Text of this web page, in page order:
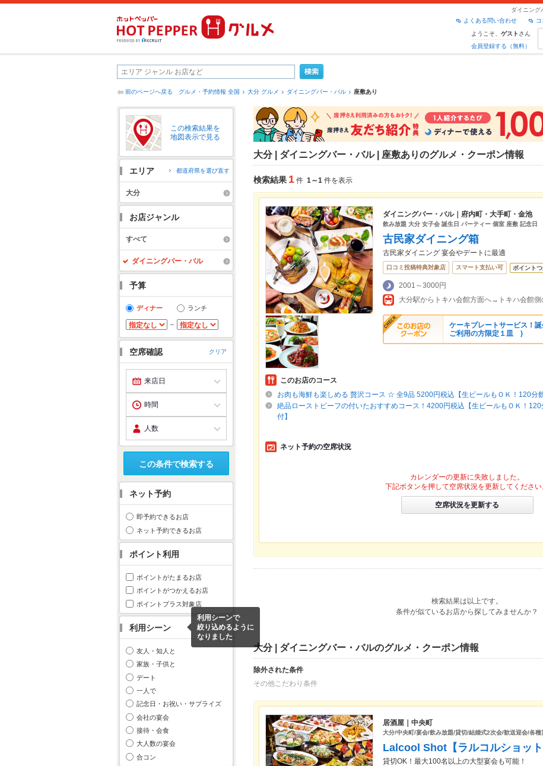
ダイニング
よくある問い合わせ
ようこそ、 ゲスト さん
会員登録する（無料）
前のページへ戻る グルメ・予約情報 全国 大分 グルメ ダイニングバー・バル 座敷あり
この検索結果を
地図表示で見る
エリア 都道府県を選び直す
大分
お店ジャンル
すべて
ダイニングバー・バル
予算
ディナー ランチ
～
空席確認 クリア
この条件で検索する
ネット予約
即予約できるお店
ネット予約できるお店
ポイント利用
ポイントがたまるお店
ポイントがつかえるお店
ポイントプラス対象店
利用シーン
利用シーンで
絞り込めるように
なりました
友人・知人と
家族・子供と
デート
一人で
記念日・お祝い・サプライズ
会社の宴会
接待・会食
大人数の宴会
合コン
大分 | ダイニングバー・バル | 座敷ありのグルメ・クーポン情報
検索結果 1 件 1～1 件を表示
ダイニングバー・バル｜府内町・大手町・金池
飲み放題 大分 女子会 誕生日 パーティー 個室 座敷 記念日
古民家ダイニング箱
古民家ダイニング 宴会やデートに最適
口コミ投稿特典対象店 スマート支払い可 ポイント
2001～3000円
ケーキプレートサービス！
ご利用の方限定１皿 )
このお店のコース
お肉も海鮮も楽しめる 贅沢コース ☆ 全9品 5200円税込【生ビールもＯＫ！120分
絶品ローストビーフの付いたおすすめコース！4200円税込【生ビールもＯＫ！120
付】
ネット予約の空席状況
カレンダーの更新に失敗しました。
下記ボタンを押して空席状況を更新してください
空席状況を更新する
検索結果は以上です。
条件が似ているお店から探してみませんか？
大分 | ダイニングバー・バルのグルメ・クーポン情報
除外された条件
その他こだわり条件
居酒屋｜中央町
大分/中央町/宴会/飲み放題/貸切/結婚式2次会/歓送迎会/各種
Lalcool Shot【ラルコルショット
貸切OK！最大100名以上の大型宴会も可能！